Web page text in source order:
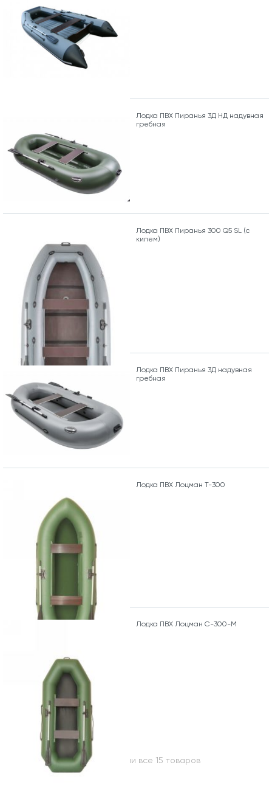
Лодка ПВХ Пиранья 3Д НД надувная
гребная
Лодка ПВХ Пиранья 300 Q5 SL (с
килем)
Лодка ПВХ Пиранья 3Д надувная
гребная
Лодка ПВХ Лоцман Т-300
Лодка ПВХ Лоцман С-300-М
Вы посмотрели все 15 товаров